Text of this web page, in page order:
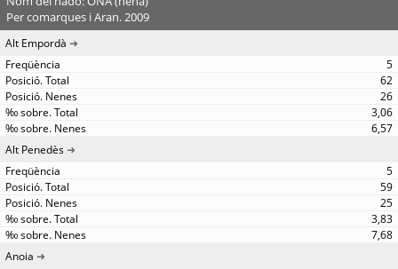
Per comarques i Aran. 2009
Alt Empordà
5
62
26
3,06
6,57
Alt Penedès
5
59
25
3,83
7,68
Anoia